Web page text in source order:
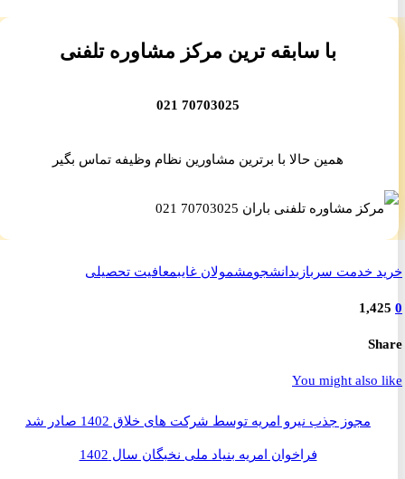
با سابقه ترین مرکز مشاوره تلفنی
70703025 021
همین حالا با برترین مشاورین نظام وظیفه تماس بگیر
خدمت سربازیدانشجومشمولان غایب معافیت تحصیلی
You might
مجوز جذب نیرو امریه توسط شرکت های خلاق 1402 صادر شد
فراخوان امریه بنیاد ملی نخبگان سال 1402